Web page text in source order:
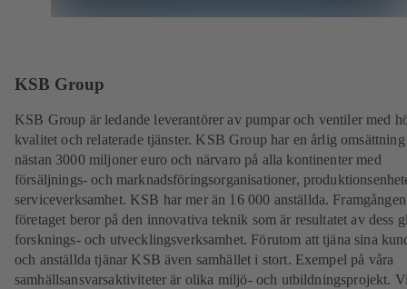
KSB Group
KSB Group är ledande leverantörer av pumpar och ventiler med
kvalitet och relaterade tjänster. KSB Group har en årlig omsättning
nästan 3000 miljoner euro och närvaro på alla kontinenter med
försäljnings- och marknadsföringsorganisationer,
serviceverksamhet. KSB har mer än 16 000 anställda.
företaget beror på den innovativa teknik som är resultatet av dess
forsknings- och utvecklingsverksamhet. Förutom att tjäna sina
och anställda tjänar KSB även samhället i stort. Exempel på våra
samhällsansvarsaktiviteter är olika miljö- och utbildningsprojekt.